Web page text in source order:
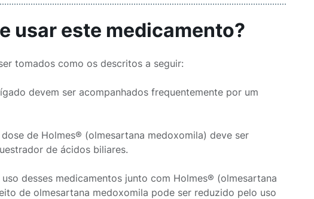
usar este medicamento?
tomados como os descritos a seguir:
devem ser acompanhados frequentemente por um
de Holmes® (olmesartana medoxomila) deve ser
de ácidos biliares.
desses medicamentos junto com Holmes® (olmesartana
de olmesartana medoxomila pode ser reduzido pelo uso